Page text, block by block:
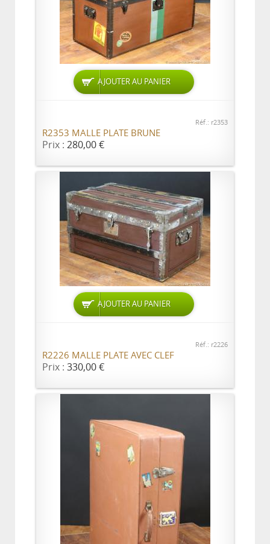
AJOUTER AU PANIER
Réf.: r2353
R2353 MALLE PLATE BRUNE
Prix : 280,00 €
AJOUTER AU PANIER
Réf.: r2226
R2226 MALLE PLATE AVEC CLEF
Prix : 330,00 €